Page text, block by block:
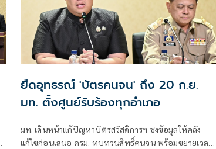
ยืดอุทธรณ์ 'บัตรคนจน' ถึง 20 ก.ย.
มท. ตั้งศูนย์รับร้องทุกอำเภอ
มท. เดินหน้าแก้ปัญหาบัตรสวัสดิการฯ ชงข้อมูลให้คลัง
แก้ไขก่อนเสนอ ครม. ทบทวนสิทธิ์คนจน พร้อมขยายเวลา